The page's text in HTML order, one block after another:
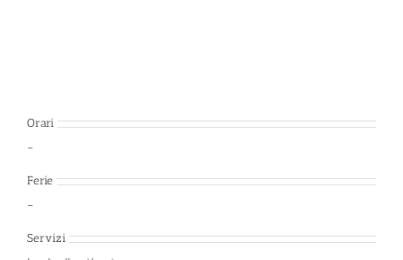
Orari
–
Ferie
–
Servizi